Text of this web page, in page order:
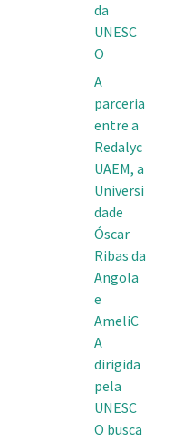
da
UNESC
O
A
parceria
entre a
Redalyc
UAEM, a
Universi
dade
Óscar
Ribas da
Angola
e
AmeliC
A
dirigida
pela
UNESC
O busca